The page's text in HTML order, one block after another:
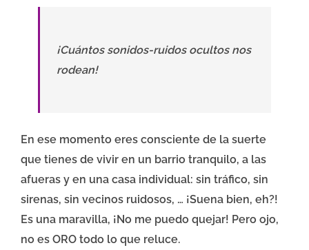
¡Cuántos sonidos-ruidos ocultos nos
rodean!
En ese momento eres consciente de la suerte
que tienes de vivir en un barrio tranquilo, a las
afueras y en una casa individual: sin tráfico, sin
sirenas, sin vecinos ruidosos, … ¡Suena bien, eh?!
Es una maravilla, ¡No me puedo quejar! Pero ojo,
no es ORO todo lo que reluce.